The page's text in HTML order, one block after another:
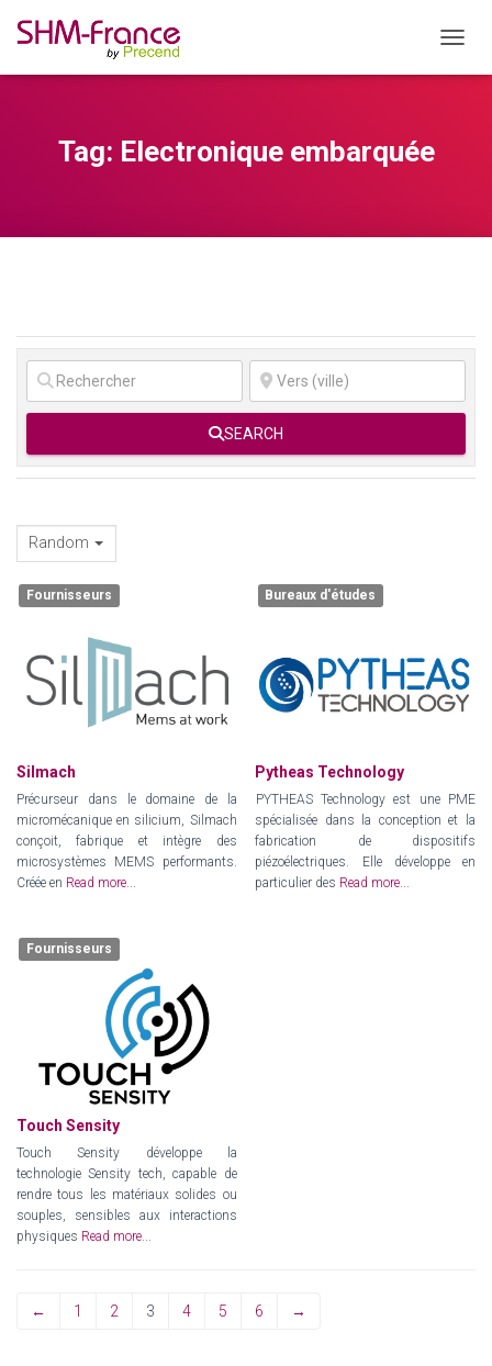
Tag: Electronique embarquée
SEARCH
Random
Fournisseurs
Silmach
Précurseur dans le domaine de la
micromécanique en silicium, Silmach
conçoit, fabrique et intègre des
microsystèmes MEMS performants.
Créée en Read more...
Bureaux d'études
Pytheas Technology
PYTHEAS Technology est une PME
spécialisée dans la conception et la
fabrication de dispositifs
piézoélectriques. Elle développe en
particulier des Read more...
Fournisseurs
Touch Sensity
Touch Sensity développe la
technologie Sensity tech, capable de
rendre tous les matériaux solides ou
souples, sensibles aux interactions
physiques Read more...
← 1 2 3 4 5 6 →